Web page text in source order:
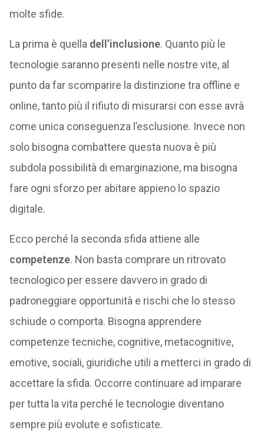
molte sfide.
La prima è quella dell’inclusione. Quanto più le
tecnologie saranno presenti nelle nostre vite, al
punto da far scomparire la distinzione tra offline e
online, tanto più il rifiuto di misurarsi con esse avrà
come unica conseguenza l’esclusione. Invece non
solo bisogna combattere questa nuova è più
subdola possibilità di emarginazione, ma bisogna
fare ogni sforzo per abitare appieno lo spazio
digitale.
Ecco perché la seconda sfida attiene alle
competenze. Non basta comprare un ritrovato
tecnologico per essere davvero in grado di
padroneggiare opportunità e rischi che lo stesso
schiude o comporta. Bisogna apprendere
competenze tecniche, cognitive, metacognitive,
emotive, sociali, giuridiche utili a metterci in grado di
accettare la sfida. Occorre continuare ad imparare
per tutta la vita perché le tecnologie diventano
sempre più evolute e sofisticate.